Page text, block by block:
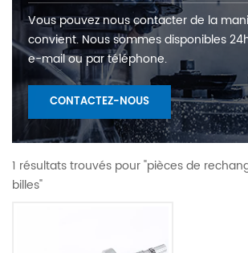
Vous pouvez nous contacter de la
convient. Nous sommes disponibles
e-mail ou par téléphone.
CONTACTEZ-NOUS
1 résultats trouvés pour "pièces de
billes"